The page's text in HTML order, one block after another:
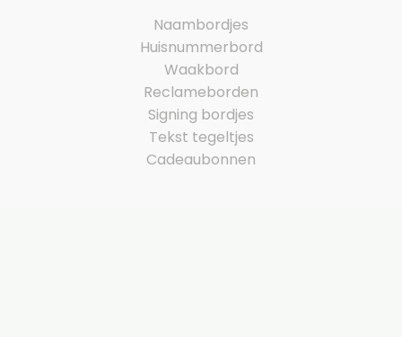
Naambordjes
Huisnummerbord
Waakbord
Reclameborden
Signing bordjes
Tekst tegeltjes
Cadeaubonnen